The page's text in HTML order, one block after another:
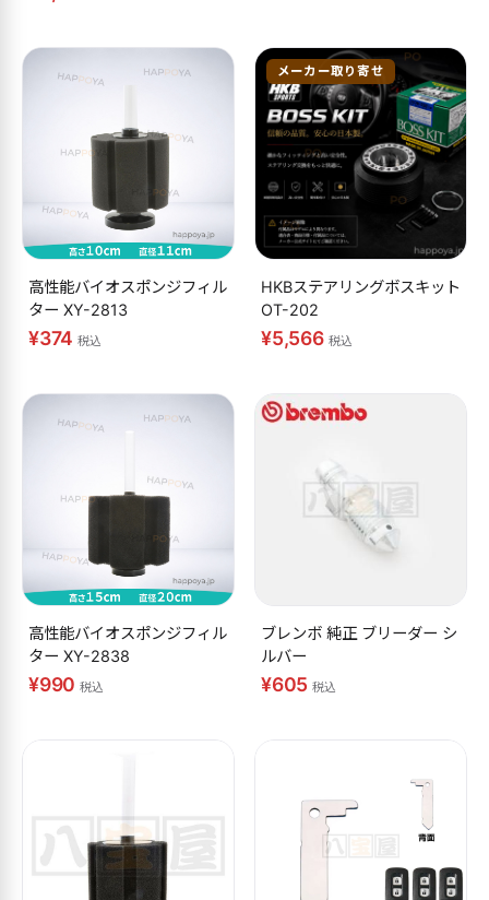
高性能バイオスポンジフィル
ター XY-2813
¥374税込
メーカー取り寄せ
HKBステアリングボスキット
OT-202
¥5,566 税込
高性能バイオスポンジフィル
ター XY-2838
¥990税込
ブレンボ 純正 ブリーダー シ
ルバー
¥605税込